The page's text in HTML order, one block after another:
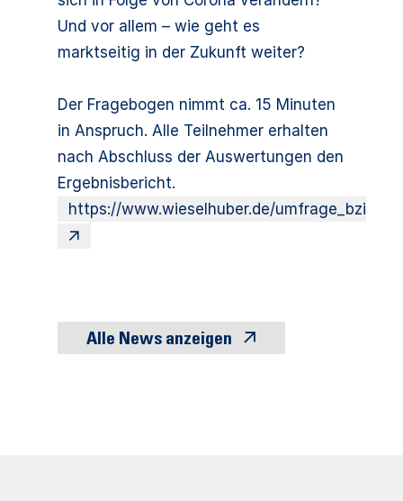
Und vor allem – wie geht es
marktseitig in der Zukunft weiter?
Der Fragebogen nimmt ca. 15 Minuten
in Anspruch. Alle Teilnehmer erhalten
nach Abschluss der Auswertungen den
Ergebnisbericht.
https://www.wieselhuber.de/umfrage_bzi
Alle News anzeigen